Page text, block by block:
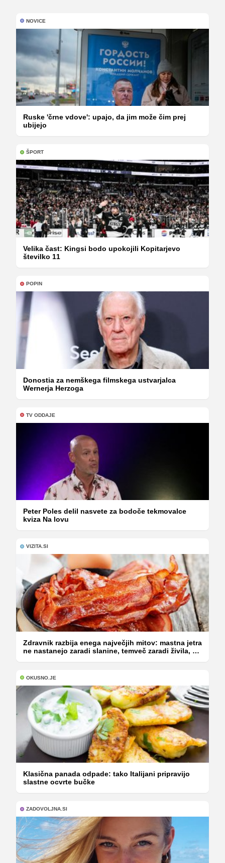
NOVICE
Ruske 'črne vdove': upajo, da jim može čim prej
ubijejo
ŠPORT
Velika čast: Kingsi bodo upokojili Kopitarjevo
številko 11
POPIN
Donostia za nemškega filmskega ustvarjalca
Wernerja Herzoga
TV ODDAJE
Peter Poles delil nasvete za bodoče tekmovalce
kviza Na lovu
VIZITA.SI
Zdravnik razbija enega največjih mitov: mastna jetra
ne nastanejo zaradi slanine, temveč zaradi živila, ki
OKUSNO.JE
Klasična panada odpade: tako Italijani pripravijo
slastne ocvrte bučke
ZADOVOLJNA.SI